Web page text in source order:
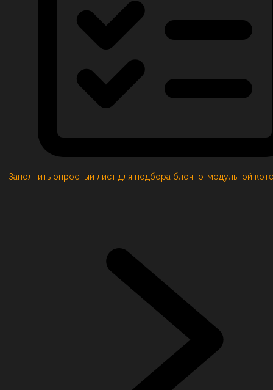
Заполнить опросный лист для подбора блочно-модульной